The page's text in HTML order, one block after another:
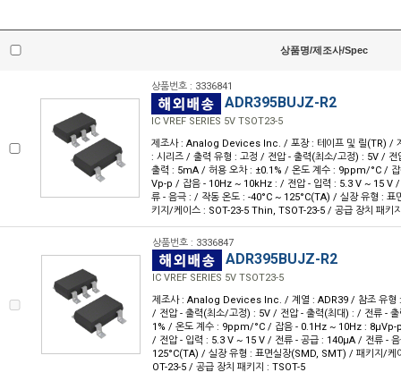
상품명/제조사/Spec
상품번호 : 3336841
ADR395BUJZ-R2
IC VREF SERIES 5V TSOT23-5
제조사 : Analog Devices Inc. / 포장 : 테이프 및 릴(TR) /
: 시리즈 / 출력 유형 : 고정 / 전압 - 출력(최소/고정) : 5V / 전
출력 : 5mA / 허용 오차 : ±0.1% / 온도 계수 : 9ppm/°C /
Vp-p / 잡음 - 10Hz ~ 10kHz : / 전압 - 입력 : 5.3 V ~ 15 V
류 - 음극 : / 작동 온도 : -40°C ~ 125°C(TA) / 실장 유형 :
키지/케이스 : SOT-23-5 Thin, TSOT-23-5 / 공급 장치 패키
상품번호 : 3336847
ADR395BUJZ-R2
IC VREF SERIES 5V TSOT23-5
제조사 : Analog Devices Inc. / 계열 : ADR39 / 참조 유형
/ 전압 - 출력(최소/고정) : 5V / 전압 - 출력(최대) : / 전류 -
1% / 온도 계수 : 9ppm/°C / 잡음 - 0.1Hz ~ 10Hz :
/ 전압 - 입력 : 5.3 V ~ 15 V / 전류 - 공급 : 140µA / 전류 -
125°C(TA) / 실장 유형 : 표면실장(SMD, SMT) / 패키지/
OT-23-5 / 공급 장치 패키지 : TSOT-5